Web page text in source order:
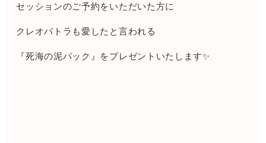
セッションのご予約をいただいた方に
クレオパトラも愛したと言われる
『死海の泥パック』をプレゼントいたします✨